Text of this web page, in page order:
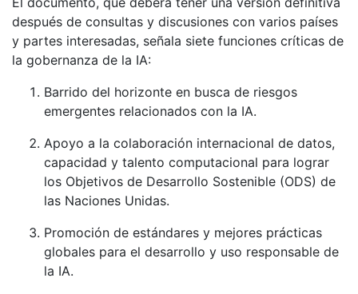
después de consultas y discusiones con varios países
y partes interesadas, señala siete funciones críticas de
la gobernanza de la IA:
Barrido del horizonte en busca de riesgos
emergentes relacionados con la IA.
Apoyo a la colaboración internacional de datos,
capacidad y talento computacional para lograr
los Objetivos de Desarrollo Sostenible (ODS) de
las Naciones Unidas.
Promoción de estándares y mejores prácticas
globales para el desarrollo y uso responsable de
la IA.